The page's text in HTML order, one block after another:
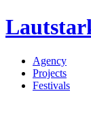
Agency
Projects
Festivals